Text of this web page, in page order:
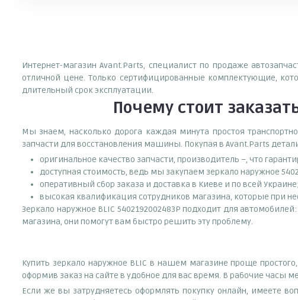
Интернет-магазин Avant.Parts, специалист по продаже
отличной цене. Только сертифицированные комплектующие,
длительный срок эксплуатации.
Почему стоит
Мы знаем, насколько дорога каждая минута простоя
запчасти для восстановления машины. Покупая в Avant.Parts
оригинальное качество запчасти, производитель –, что
доступная стоимость, ведь мы закупаем зеркало наружное
оперативный сбор заказа и доставка в Киеве и по всей Украине;
высокая квалификация сотрудников магазина, которые при
Зеркало наружное BLIC 5402192002483P подходит для
магазина, они помогут вам быстро решить эту проблему.
Купить зеркало наружное BLIC в нашем магазине проще
оформив заказ на сайте в удобное для вас время. В рабочие часы
Если же вы затрудняетесь оформлять покупку онлайн, имеете